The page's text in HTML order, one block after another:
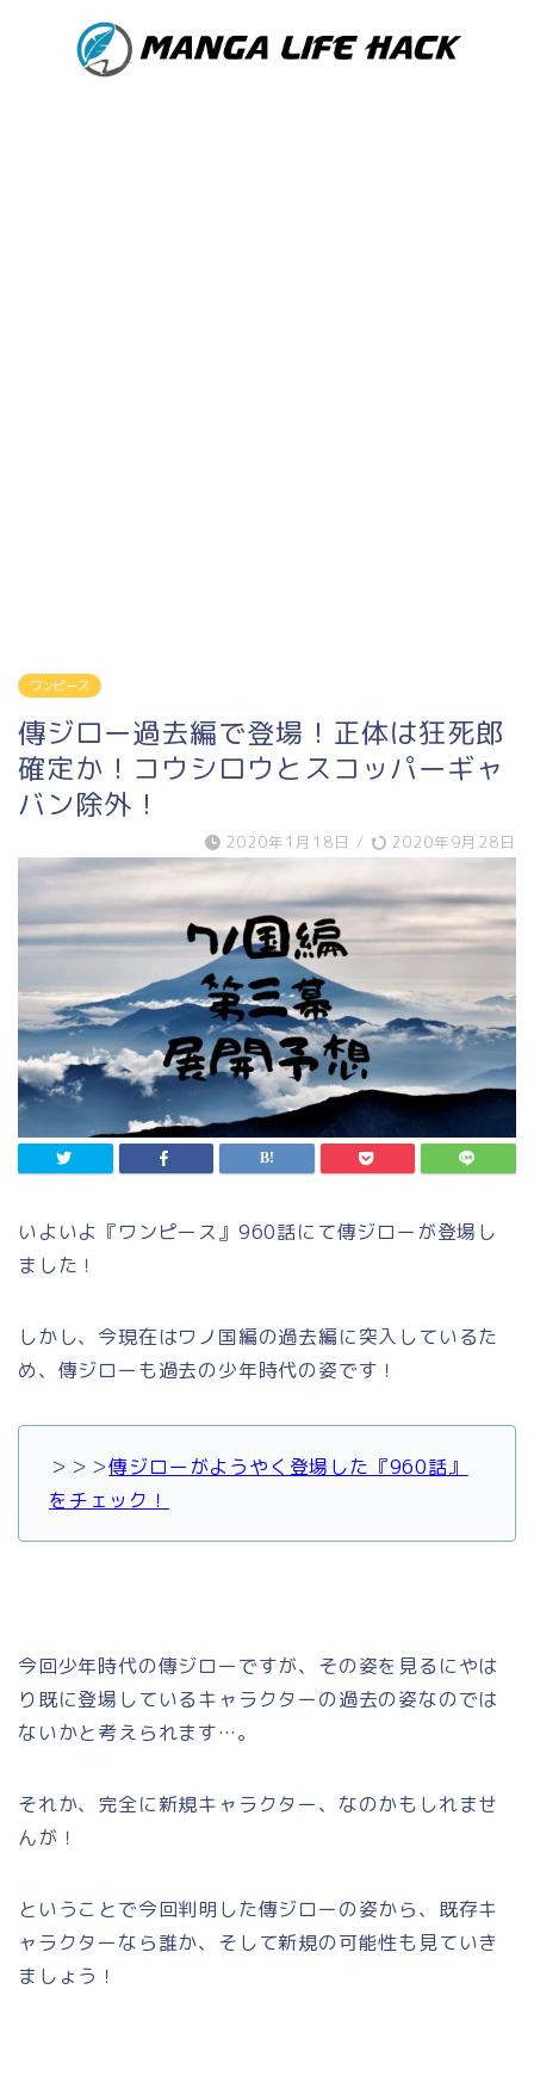
ワンピース
傳ジロー過去編で登場！正体は狂死郎
確定か！コウシロウとスコッパーギャ
バン除外！
2020年1月18日 / 2020年9月28日
いよいよ『ワンピース』960話にて傳ジローが登場し
ました！
しかし、今現在はワノ国編の過去編に突入しているた
め、傳ジローも過去の少年時代の姿です！
＞＞＞傳ジローがようやく登場した『960話』
をチェック！
今回少年時代の傳ジローですが、その姿を見るにやは
り既に登場しているキャラクターの過去の姿なのでは
ないかと考えられます…。
それか、完全に新規キャラクター、なのかもしれませ
んが！
ということで今回判明した傳ジローの姿から、既存キ
ャラクターなら誰か、そして新規の可能性も見ていき
ましょう！